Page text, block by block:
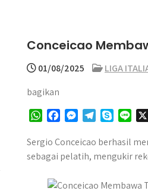
Conceicao
01/08/2025 LIGA
bagikan
W
a
t
c
e
o
s
s
e
y
p
n
e
Sergio Conceicao berhasil
sebagai pelatih, mengukir